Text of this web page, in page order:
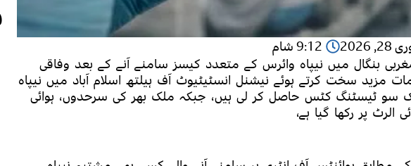
2026
9:12 شام
بنگال میں نیپاہ وائرس کے متعدد کیسز سامنے آنے کے بعد وفاقی
مزید سخت کرتے ہوئے نیشنل انسٹیٹیوٹ آف ہیلتھ اسلام آباد میں نیپاہ
سو ٹیسٹنگ کٹس حاصل کر لی ہیں، جبکہ ملک بھر کی سرحدوں، ہوائی
پر رکھا گیا ہے،